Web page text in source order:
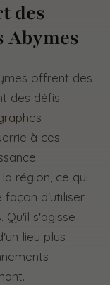
des
Abymes
offrent des
des défis
à ces
région, ce qui
façon d'utiliser
Qu'il s'agisse
lieu plus